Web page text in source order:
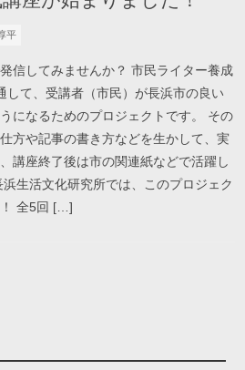
平
信してみませんか？ 市民ライター養成
して、受講者（市民）が長浜市の良い
になるためのプロジェクトです。 その
方や記事の書き方などを生かして、実
講座終了後は市の関連紙などで活躍し
生活文化研究所では、このプロジェク
！ 全5回 […]